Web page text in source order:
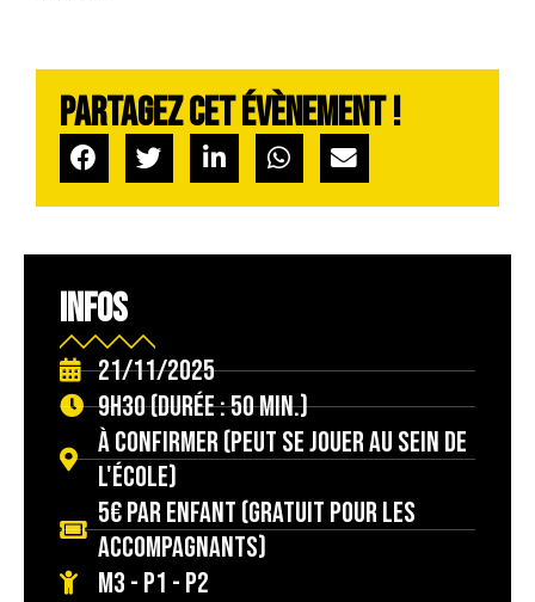
Partagez cet évènement !
INFOS
21/11/2025
9h30 (durée : 50 min.)
à confirmer (peut se jouer au sein de
l'école)
5€ par enfant (gratuit pour les
accompagnants)
M3 - P1 - P2